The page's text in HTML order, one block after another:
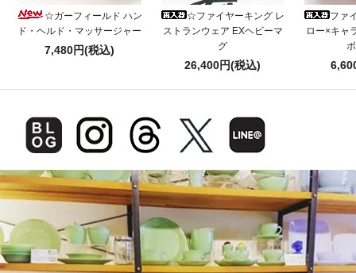
☆ガーフィールド ハン
ド・ヘルド・マッサージャー
7,480円(税込)
☆ファイヤーキング レ
ストランウェア EXヘビーマ
グ
26,400円(税込)
ファ
ロー×キャ